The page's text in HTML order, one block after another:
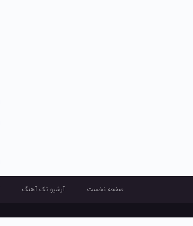
صفحه نخست آرشیو تک آهنگ